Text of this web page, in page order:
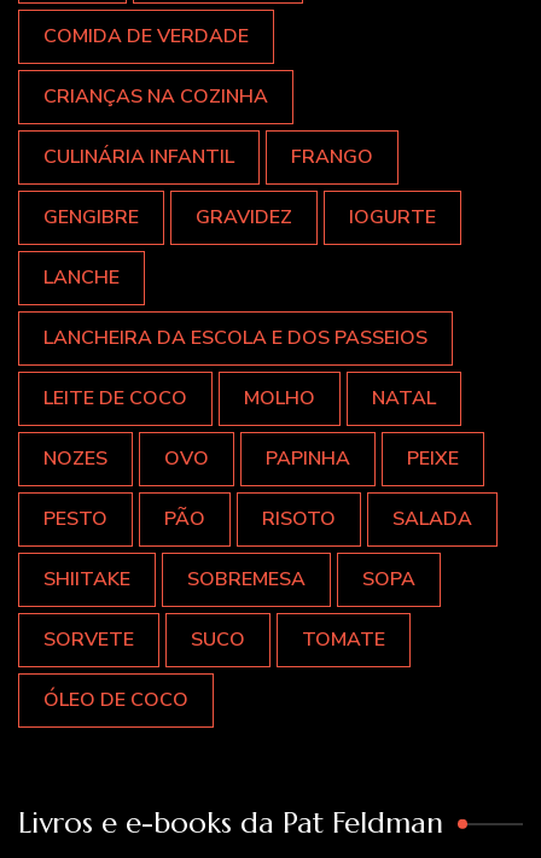
COMIDA DE VERDADE
CRIANÇAS NA COZINHA
CULINÁRIA INFANTIL FRANGO
GENGIBRE GRAVIDEZ IOGURTE
LANCHE
LANCHEIRA DA ESCOLA E DOS PASSEIOS
LEITE DE COCO MOLHO NATAL
NOZES OVO PAPINHA PEIXE
PESTO PÃO RISOTO SALADA
SHIITAKE SOBREMESA SOPA
SORVETE SUCO TOMATE
ÓLEO DE COCO
Livros e e-books da Pat Feldman